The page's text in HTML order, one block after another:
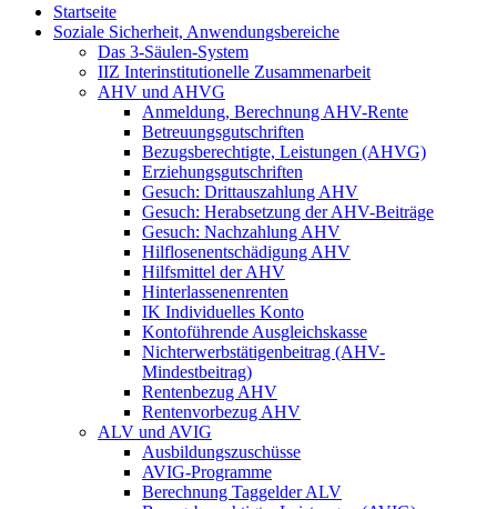
Startseite
Soziale Sicherheit, Anwendungsbereiche
Das 3-Säulen-System
IIZ Interinstitutionelle Zusammenarbeit
AHV und AHVG
Anmeldung, Berechnung AHV-Rente
Betreuungsgutschriften
Bezugsberechtigte, Leistungen (AHVG)
Erziehungsgutschriften
Gesuch: Drittauszahlung AHV
Gesuch: Herabsetzung der AHV-Beiträge
Gesuch: Nachzahlung AHV
Hilflosenentschädigung AHV
Hilfsmittel der AHV
Hinterlassenenrenten
IK Individuelles Konto
Kontoführende Ausgleichskasse
Nichterwerbstätigenbeitrag (AHV-
Mindestbeitrag)
Rentenbezug AHV
Rentenvorbezug AHV
ALV und AVIG
Ausbildungszuschüsse
AVIG-Programme
Berechnung Taggelder ALV